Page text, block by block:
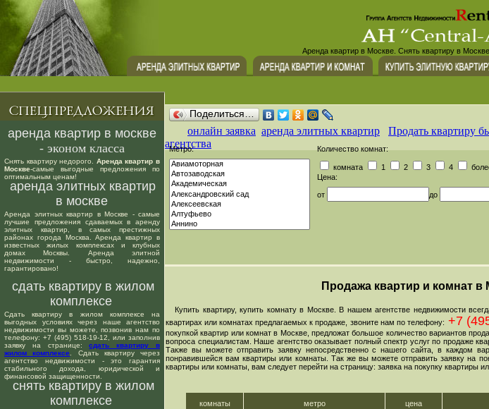
Аренда квартир в Москве. Снять квартиру в
аренда квартир в москве
- эконом класса
Снять квартиру недорого. Аренда квартир в
Москве-самые выгодные предложения по
оптимальным ценам!
аренда элитных квартир
в москве
Аренда элитных квартир в Москве - самые
лучшие предложения сдаваемых в аренду
элитных квартир, в самых престижных
районах города Москва. Аренда квартир в
известных жилых комплексах и клубных
домах Москвы. Аренда элитной
недвижимости - быстро, надежно,
гарантировано!
сдать квартиру в жилом
комплексе
Сдать квартиру в жилом комплексе на
выгодных условиях через наше агентство
недвижимости вы можете, позвонив нам по
телефону: +7 (495) 518-19-12, или заполнив
заявку на странице:сдать квартиру в
жилом комплексе . Сдать квартиру через
агентство недвижимости - это гарантия
стабильного дохода, юридической и
финансовой защищенности.
снять квартиру в жилом
комплексе
Поделиться…
онлайн заявка аренда элитных квартир Продать квартиру
агентства
Метро: Количество комнат:
комната 1 2 3 4
Цена:
от до
Продажа квартир и комнат в
Купить квартиру, купить комнату в Москве. В нашем агентстве недвижимости
квартирах или комнатах предлагаемых к продаже, звоните нам по телефону: +7
покупкой квартир или комнат в Москве, предложат большое количество вариантов
вопроса специалистам. Наше агентство оказывает полный спектр услуг по продаже
Также вы можете отправить заявку непосредственно с нашего сайта, в каждом
понравившейся вам квартиры или комнаты. Так же вы можете отправить заявку на
квартиры или комнаты, вам следует перейти на страницу: заявка на покупку квартиры
комнаты метро цена